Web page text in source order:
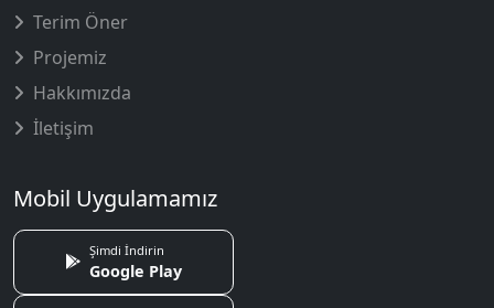
Terim Öner
Projemiz
Hakkımızda
İletişim
Mobil Uygulamamız
Şimdi İndirin
Google Play